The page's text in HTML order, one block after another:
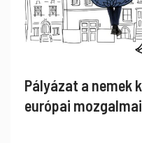
Pályázat a nemek
európai